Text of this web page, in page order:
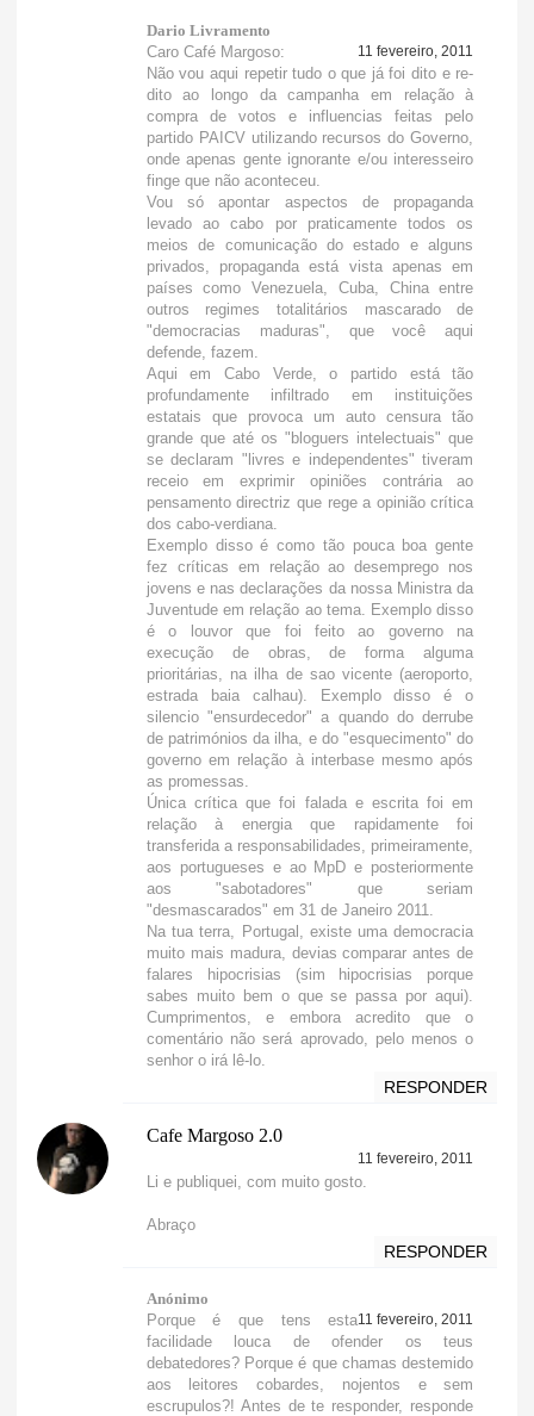
Dario Livramento
11 fevereiro, 2011
Caro Café Margoso:
Não vou aqui repetir tudo o que já foi dito e re-
dito ao longo da campanha em relação à
compra de votos e influencias feitas pelo
partido PAICV utilizando recursos do Governo,
onde apenas gente ignorante e/ou interesseiro
finge que não aconteceu.
Vou só apontar aspectos de propaganda
levado ao cabo por praticamente todos os
meios de comunicação do estado e alguns
privados, propaganda está vista apenas em
países como Venezuela, Cuba, China entre
outros regimes totalitários mascarado de
"democracias maduras", que você aqui
defende, fazem.
Aqui em Cabo Verde, o partido está tão
profundamente infiltrado em instituições
estatais que provoca um auto censura tão
grande que até os "bloguers intelectuais" que
se declaram "livres e independentes" tiveram
receio em exprimir opiniões contrária ao
pensamento directriz que rege a opinião crítica
dos cabo-verdiana.
Exemplo disso é como tão pouca boa gente
fez críticas em relação ao desemprego nos
jovens e nas declarações da nossa Ministra da
Juventude em relação ao tema. Exemplo disso
é o louvor que foi feito ao governo na
execução de obras, de forma alguma
prioritárias, na ilha de sao vicente (aeroporto,
estrada baia calhau). Exemplo disso é o
silencio "ensurdecedor" a quando do derrube
de patrimónios da ilha, e do "esquecimento" do
governo em relação à interbase mesmo após
as promessas.
Única crítica que foi falada e escrita foi em
relação à energia que rapidamente foi
transferida a responsabilidades, primeiramente,
aos portugueses e ao MpD e posteriormente
aos "sabotadores" que seriam
"desmascarados" em 31 de Janeiro 2011.
Na tua terra, Portugal, existe uma democracia
muito mais madura, devias comparar antes de
falares hipocrisias (sim hipocrisias porque
sabes muito bem o que se passa por aqui).
Cumprimentos, e embora acredito que o
comentário não será aprovado, pelo menos o
senhor o irá lê-lo.
RESPONDER
Cafe Margoso 2.0
11 fevereiro, 2011
Li e publiquei, com muito gosto.
Abraço
RESPONDER
Anónimo
11 fevereiro, 2011
Porque é que tens esta
facilidade louca de ofender os teus
debatedores? Porque é que chamas destemido
aos leitores cobardes, nojentos e sem
escrupulos?! Antes de te responder, responde